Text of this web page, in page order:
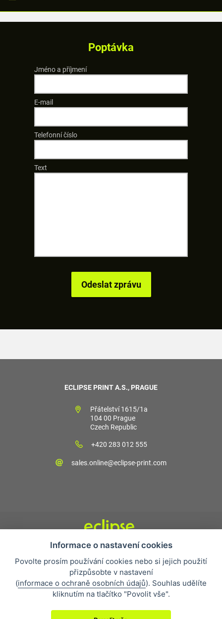
Poptávka
Jméno a příjmení
E-mail
Telefonní číslo
Text
ECLIPSE PRINT A.S., PRAGUE
Přátelství 1615/1a
104 00 Prague
Czech Republic
+420 283 012 555
sales.online@eclipse-print.com
Obchodní podmínky
Nejčastější otázky
Ochrana osobních údajů
O společnosti
Whistleblowing
Informace o nastavení cookies
Povolte prosím používání cookies nebo si jejich použití
přizpůsobte v nastavení
(informace o ochraně osobních údajů). Souhlas udělíte
kliknutím na tlačítko "Povolit vše".